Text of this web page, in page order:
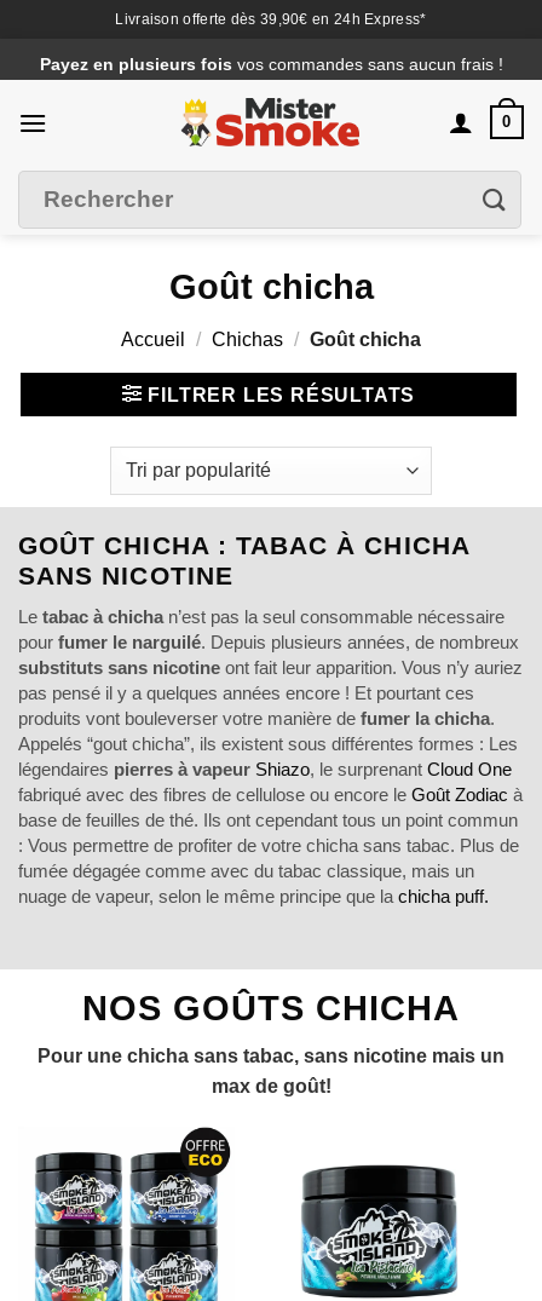
Livraison offerte dès 39,90€ en 24h Express*
au
contenu
Payez en plusieurs fois vos commandes sans aucun frais !
0
pour :
Goût chicha
Accueil / Chichas / Goût chicha
FILTRER LES RÉSULTATS
GOÛT CHICHA : TABAC À CHICHA
SANS NICOTINE
Le tabac à chicha n’est pas la seul consommable nécessaire
pour fumer le narguilé. Depuis plusieurs années, de nombreux
substituts sans nicotine ont fait leur apparition. Vous n’y auriez
pas pensé il y a quelques années encore ! Et pourtant ces
produits vont bouleverser votre manière de fumer la chicha.
Appelés “gout chicha”, ils existent sous différentes formes : Les
légendaires pierres à vapeur Shiazo, le surprenant Cloud One
fabriqué avec des fibres de cellulose ou encore le Goût Zodiac à
base de feuilles de thé. Ils ont cependant tous un point commun
: Vous permettre de profiter de votre chicha sans tabac. Plus de
fumée dégagée comme avec du tabac classique, mais un
nuage de vapeur, selon le même principe que la chicha puff.
NOS GOÛTS CHICHA
Pour une chicha sans tabac, sans nicotine mais un
max de goût!